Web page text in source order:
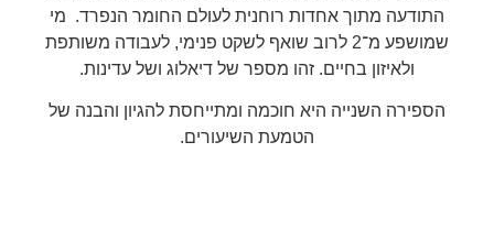
התודעה מתוך אחדות רוחנית לעולם החומר הנפרד. מי
שמושפע מ־2 לרוב שואף לשקט פנימי, לעבודה משותפת
ולאיזון בחיים. זהו מספר של דיאלוג ושל עדינות.
הספירה השנייה היא חוכמה ומתייחסת להגיון והבנה של
הטמעת השיעורים.